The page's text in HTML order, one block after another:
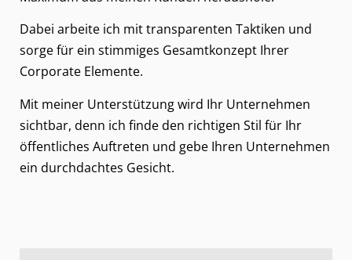
Dabei arbeite ich mit transparenten Taktiken und
sorge für ein stimmiges Gesamtkonzept Ihrer
Corporate Elemente.
Mit meiner Unterstützung wird Ihr Unternehmen
sichtbar, denn ich finde den richtigen Stil für Ihr
öffentliches Auftreten und gebe Ihren Unternehmen
ein durchdachtes Gesicht.